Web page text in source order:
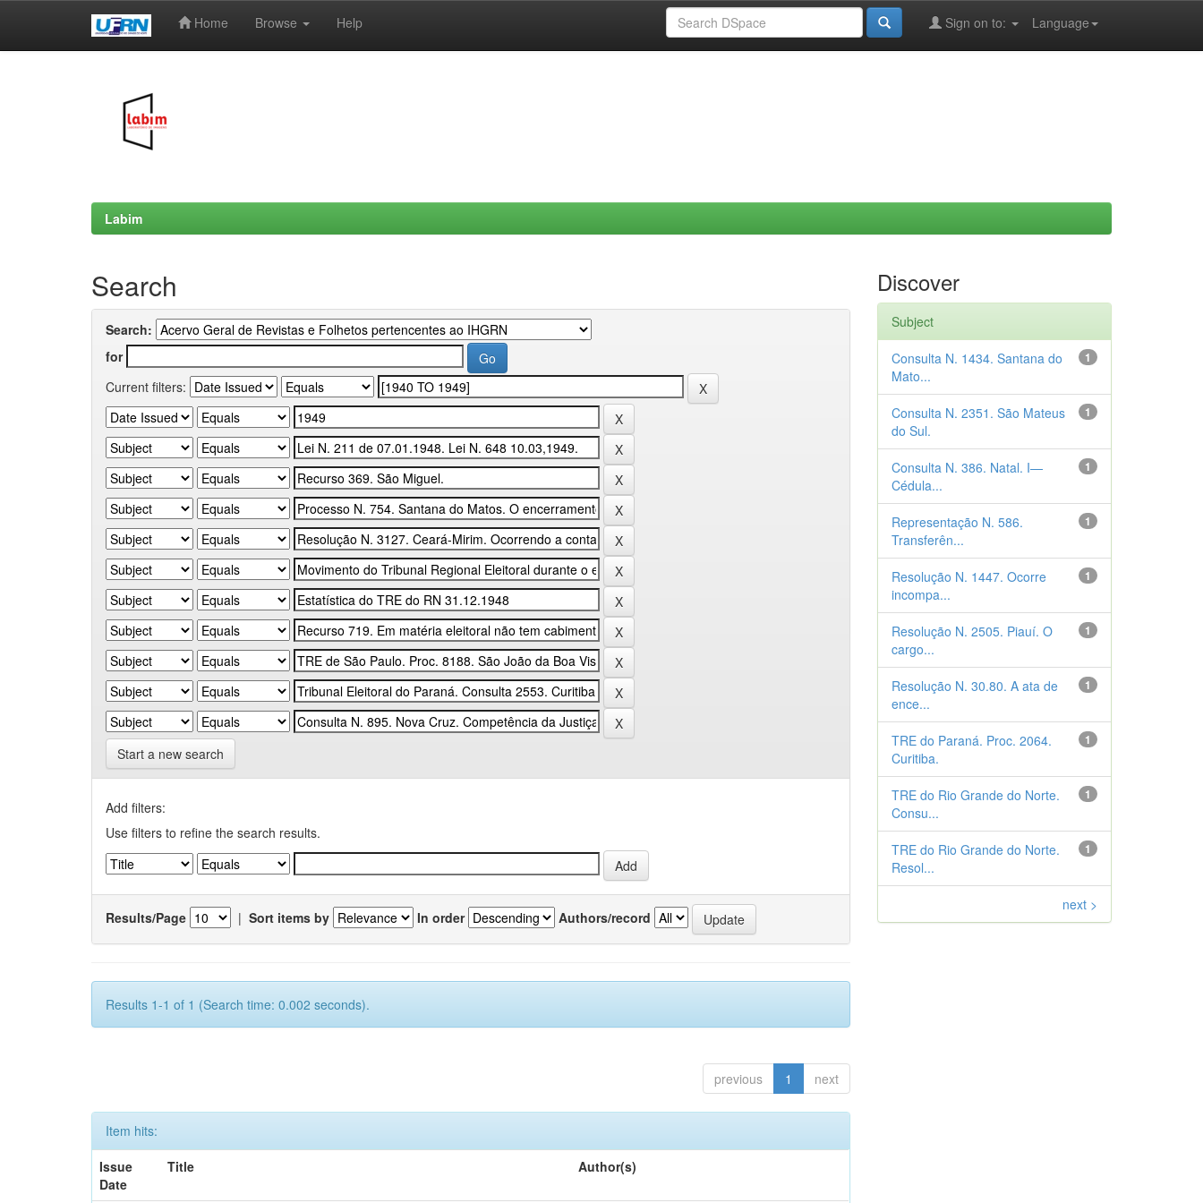
Home Browse Help Language
Sign on to:
Labim
Search
Search:
for
Current filters:
Start a new search
Add filters:
Use filters to refine the search results.
Results/Page | Sort items by In order Authors/record
Results 1-1 of 1 (Search time: 0.002 seconds).
previous 1 next
Item hits:
Issue
Date
Title Author(s)
Discover
Subject
1
Consulta N. 1434. Santana do
Mato...
1
Consulta N. 2351. São Mateus
do Sul.
1
Consulta N. 386. Natal. I—
Cédula...
1
Representação N. 586.
Transferên...
1
Resolução N. 1447. Ocorre
incompa...
1
Resolução N. 2505. Piauí. O
cargo...
1
Resolução N. 30.80. A ata de
ence...
1
TRE do Paraná. Proc. 2064.
Curitiba.
1
TRE do Rio Grande do Norte.
Consu...
1
TRE do Rio Grande do Norte.
Resol...
next >